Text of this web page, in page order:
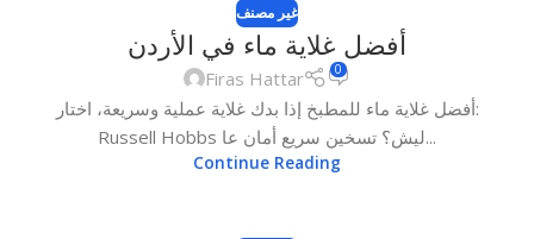
غير مصنف
أفضل غلاية ماء في الأردن
Firas Hattar 0
أفضل غلاية ماء للمطبخ إذا بدك غلاية عملية وسريعة، اختار:
Russell Hobbs ليش؟ تسخين سريع أمان عا...
Continue Reading